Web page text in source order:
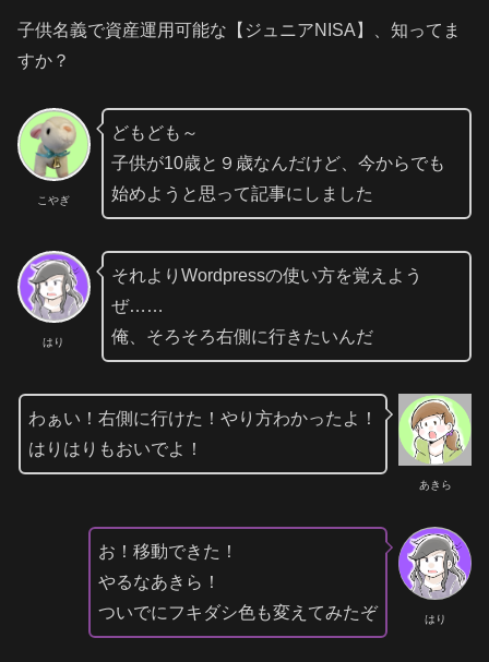
子供名義で資産運用可能な【ジュニアNISA】、知ってま
すか？
こやぎ
どもども～
子供が10歳と９歳なんだけど、今からでも
始めようと思って記事にしました
はり
それよりWordpressの使い方を覚えよう
ぜ……
俺、そろそろ右側に行きたいんだ
あきら
わぁい！右側に行けた！やり方わかったよ！
はりはりもおいでよ！
はり
お！移動できた！
やるなあきら！
ついでにフキダシ色も変えてみたぞ